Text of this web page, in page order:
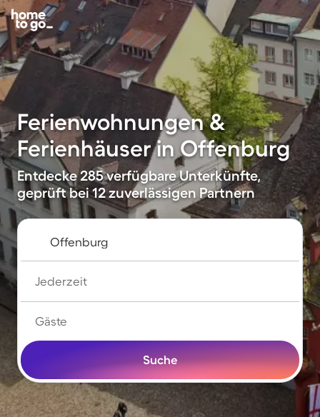
Ferienwohnungen &
Ferienhäuser in Offenburg
Entdecke 285 verfügbare Unterkünfte,
geprüft bei 12 zuverlässigen Partnern
Jederzeit
Gäste
Suche